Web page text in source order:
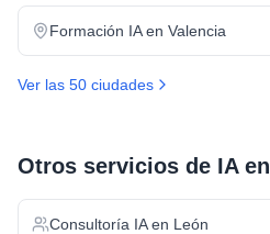
Formación IAen Valencia
Ver las 50 ciudades
Otros servicios de IA en
Consultoría IAen León